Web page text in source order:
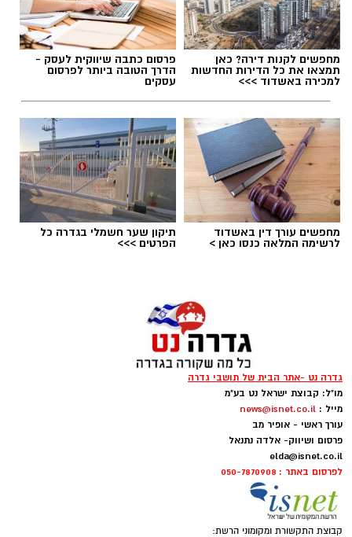
מערכת האתר / 09:04 23.07.26
תגים:טד
יש לכם מידע חשוב שטרם נחשף? צילומים מאירוע
חדשותי? מצאתם טעות בכתבה? נשמח שתשתפו
אותנו
מחפשים לקנות דירה? כאן
תמצאו את כל הדירות החדשות
למכירה באשדוד >>>
פרסום כתבה שיווקית לעסק -
הדרך הטובה ביותר לפרסום
עסקים
מחפשים עורך דין באשדוד
לרשימה המלאה כנסו כאן >
תיקון שער חשמלי בגדרה כל
הפרטים >>>
גדרה נט -אתר הבית של תושבי גדרה
מו"ל: קבוצת ישראל נט בע"מ
מייל : news@isnet.co.il
עורך ראשי - אופיר מב
פרסום ושיווק- אלדה נתנאל
elda@isnet.co.il
לפרסום באתר : 050-7870908
קבוצת התקשורת ומקומוני הרשת: